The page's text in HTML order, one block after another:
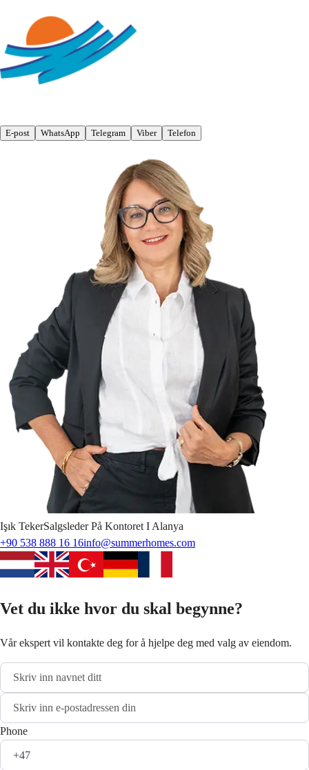
E-post WhatsApp Telegram Viber Telefon
Işık TekerSalgsleder På Kontoret I Alanya
+90 538 888 16 16info@summerhomes.com
Vet du ikke hvor du skal begynne?
Vår ekspert vil kontakte deg for å hjelpe deg med valg av eiendom.
Phone